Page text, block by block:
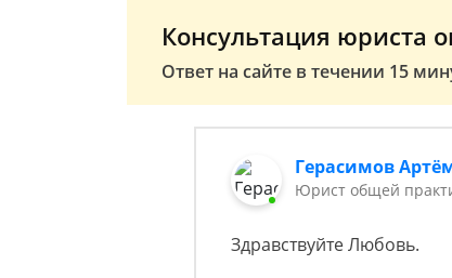
Консультация юриста
Ответ на сайте в течении 15
Герасимов
Юрист общей
Здравствуйте Любовь.